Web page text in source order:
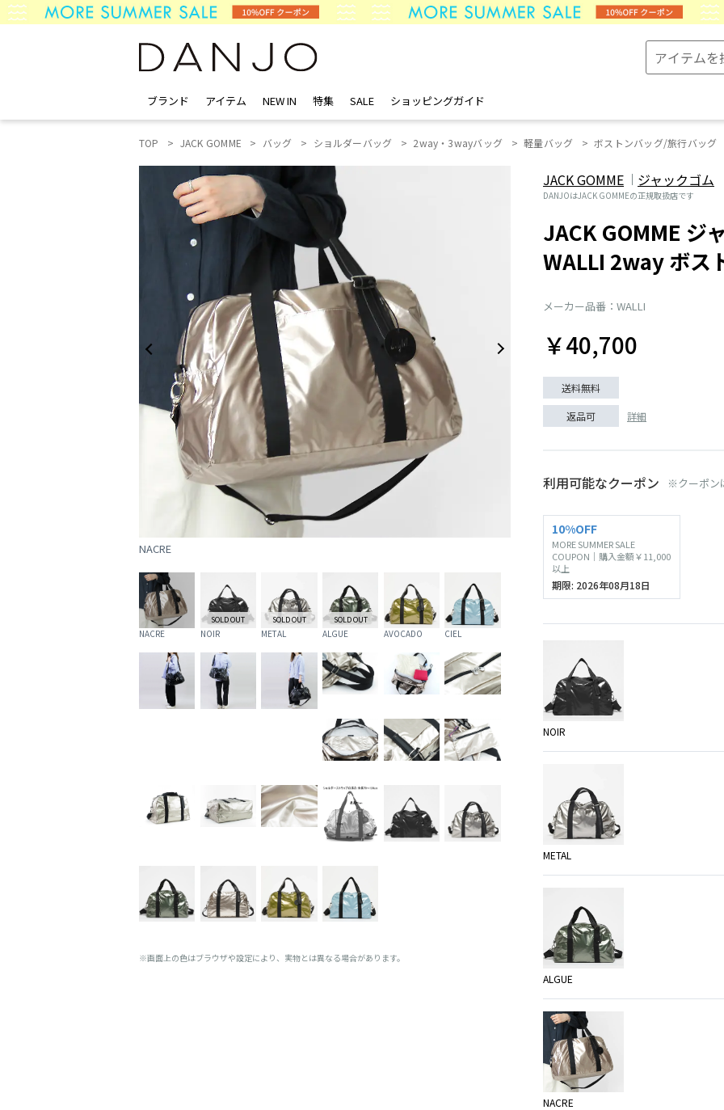
ブランド アイテム NEW IN 特集 SALE ショッピングガイド
TOP JACK GOMME バッグ ショルダーバッグ 2way・3wayバッグ 軽量バッグ ボストンバッグ/旅行バッグ
NACRE
SOLD OUT
NACRE
SOLD OUT
NOIR
SOLD OUT
METAL
SOLD OUT
ALGUE AVOCADO CIEL
※画面上の色はブラウザや設定により、実物とは異なる場合があります。
JACK GOMME ジャックゴム
DANJOはJACK GOMMEの正規取扱店です
JACK GOMME ジ
WALLI 2way ボス
メーカー品番：WALLI
￥40,700
送料無料
返品可 詳細
利用可能なクーポン ※クーポン
10%OFF
MORE SUMMER SALE
COUPON｜購入金額￥11,000
以上
期限: 2026年08月18日
NOIR
METAL
ALGUE
NACRE